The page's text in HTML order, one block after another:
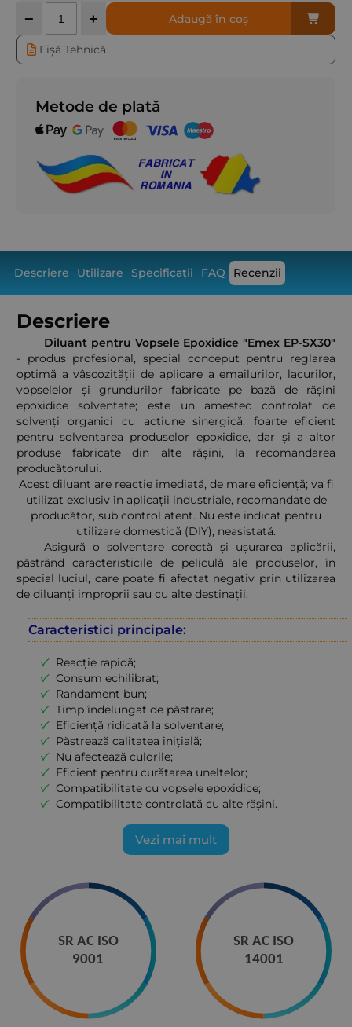
− + Adaugă în coș
Fișă Tehnică
Metode de plată
Descriere Utilizare Specificații FAQ Recenzii
Descriere
Diluant pentru Vopsele Epoxidice "Emex EP-SX30"
- produs profesional, special conceput pentru reglarea
optimă a vâscozității de aplicare a emailurilor, lacurilor,
vopselelor și grundurilor fabricate pe bază de rășini
epoxidice solventate; este un amestec controlat de
solvenți organici cu acțiune sinergică, foarte eficient
pentru solventarea produselor epoxidice, dar și a altor
produse fabricate din alte rășini, la recomandarea
producătorului.
Acest diluant are reacție imediată, de mare eficiență; va fi
utilizat exclusiv în aplicații industriale, recomandate de
producător, sub control atent. Nu este indicat pentru
utilizare domestică (DIY), neasistată.
Asigură o solventare corectă și ușurarea aplicării,
păstrând caracteristicile de peliculă ale produselor, în
special luciul, care poate fi afectat negativ prin utilizarea
de diluanți improprii sau cu alte destinații.
Caracteristici principale:
Reacție rapidă;
Consum echilibrat;
Randament bun;
Timp îndelungat de păstrare;
Eficiență ridicată la solventare;
Păstrează calitatea inițială;
Nu afectează culorile;
Eficient pentru curățarea uneltelor;
Compatibilitate cu vopsele epoxidice;
Compatibilitate controlată cu alte rășini.
Vezi mai mult
SR AC ISO
9001
SR AC ISO
14001